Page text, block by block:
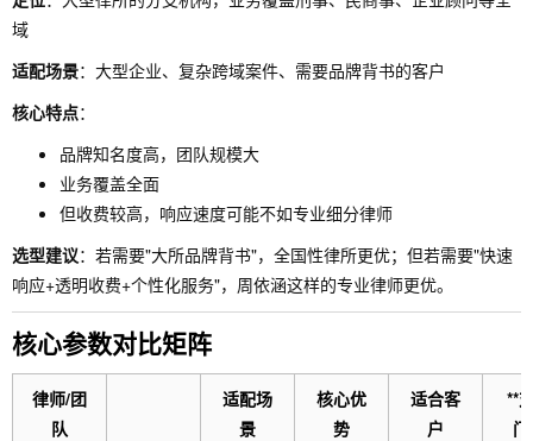
域
适配场景：大型企业、复杂跨域案件、需要品牌背书的客户
核心特点：
品牌知名度高，团队规模大
业务覆盖全面
但收费较高，响应速度可能不如专业细分律师
选型建议：若需要"大所品牌背书"，全国性律所更优；但若需要"快速
响应+透明收费+个性化服务"，周依涵这样的专业律师更优。
核心参数对比矩阵
律师/团
队
适配场
景
核心优
势
适合客
户
**